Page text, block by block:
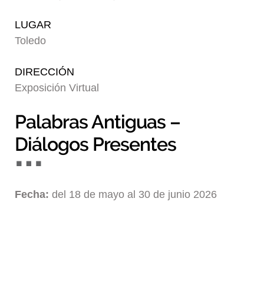
LUGAR
Toledo
DIRECCIÓN
Exposición Virtual
Palabras Antiguas –
Diálogos Presentes
Fecha: del 18 de mayo al 30 de junio 2026